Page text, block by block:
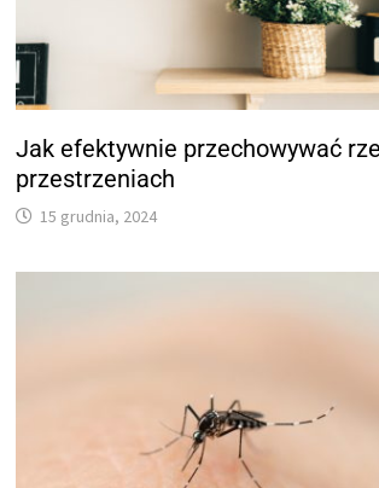
Jak efektywnie przechowywać
przestrzeniach
15 grudnia, 2024